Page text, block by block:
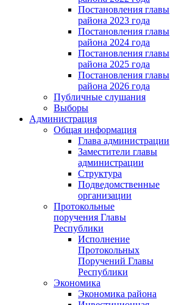
Постановления главы
района 2023 года
Постановления главы
района 2024 года
Постановления главы
района 2025 года
Постановления главы
района 2026 года
Публичные слушания
Выборы
Администрация
Общая информация
Глава администрации
Заместители главы
администрации
Структура
Подведомственные
организации
Протокольные
поручения Главы
Республики
Исполнение
Протокольных
Поручений Главы
Республики
Экономика
Экономика района